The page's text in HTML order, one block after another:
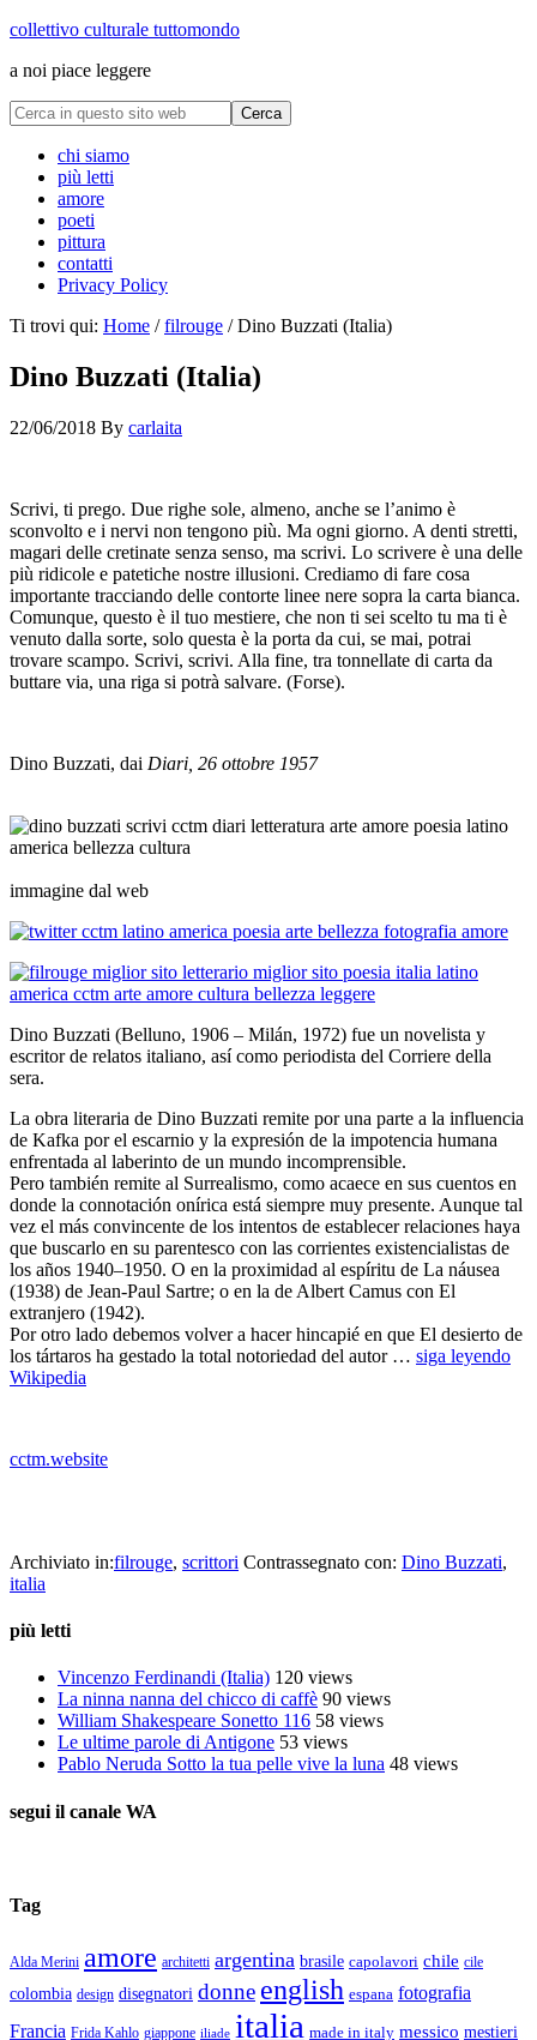
collettivo culturale tuttomondo
a noi piace leggere
chi siamo
più letti
amore
poeti
pittura
contatti
Privacy Policy
Ti trovi qui: Home / filrouge /Dino Buzzati (Italia)
Dino Buzzati (Italia)
22/06/2018 By carlaita
Scrivi, ti prego. Due righe sole, almeno, anche se l’animo è
sconvolto e i nervi non tengono più. Ma ogni giorno. A denti stretti,
magari delle cretinate senza senso, ma scrivi. Lo scrivere è una delle
più ridicole e patetiche nostre illusioni. Crediamo di fare cosa
importante tracciando delle contorte linee nere sopra la carta bianca.
Comunque, questo è il tuo mestiere, che non ti sei scelto tu ma ti è
venuto dalla sorte, solo questa è la porta da cui, se mai, potrai
trovare scampo. Scrivi, scrivi. Alla fine, tra tonnellate di carta da
buttare via, una riga si potrà salvare. (Forse).
Dino Buzzati, dai Diari, 26 ottobre 1957
immagine dal web
Dino Buzzati (Belluno, 1906 – Milán, 1972) fue un novelista y
escritor de relatos italiano, así como periodista del Corriere della
sera.
La obra literaria de Dino Buzzati remite por una parte a la influencia
de Kafka por el escarnio y la expresión de la impotencia humana
enfrentada al laberinto de un mundo incomprensible.
Pero también remite al Surrealismo, como acaece en sus cuentos en
donde la connotación onírica está siempre muy presente. Aunque tal
vez el más convincente de los intentos de establecer relaciones haya
que buscarlo en su parentesco con las corrientes existencialistas de
los años 1940–1950. O en la proximidad al espíritu de La náusea
(1938) de Jean-Paul Sartre; o en la de Albert Camus con El
extranjero (1942).
Por otro lado debemos volver a hacer hincapié en que El desierto de
los tártaros ha gestado la total notoriedad del autor … siga leyendo
Wikipedia
cctm.website
Archiviato in:filrouge, scrittori Contrassegnato con: Dino Buzzati,
italia
più letti
Vincenzo Ferdinandi (Italia) 120 views
La ninna nanna del chicco di caffè 90 views
William Shakespeare Sonetto 116 58 views
Le ultime parole di Antigone 53 views
Pablo Neruda Sotto la tua pelle vive la luna 48 views
segui il canale WA
Tag
Alda Merini amore architetti argentina brasile capolavori chile cile
colombia design disegnatori donne english espana fotografia
Francia Frida Kahlo giappone iliade italia made in italy messico mestieri